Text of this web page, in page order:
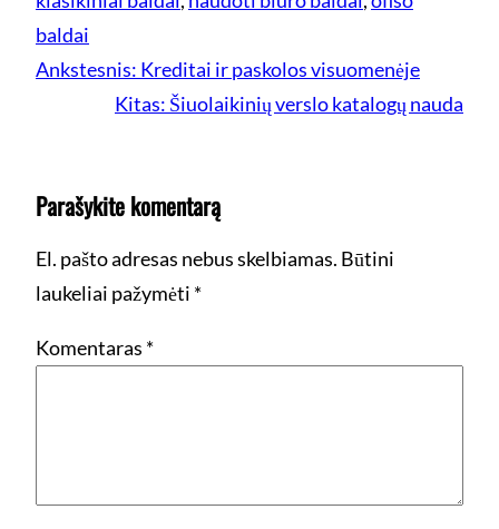
baldai
Ankstesnis: Kreditai ir paskolos visuomenėje
Kitas: Šiuolaikinių verslo katalogų nauda
Parašykite komentarą
El. pašto adresas nebus skelbiamas. Būtini
laukeliai pažymėti *
Komentaras *